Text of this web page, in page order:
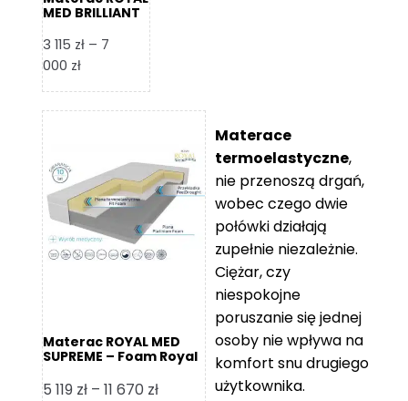
MED BRILLIANT
3 115 zł – 7
000 złZakres
od
7
000 zł
Materac ROYAL MED
SUPREME – Foam Royal
5 119 zł – 11 670 złZakres
Materace
termoelastyczne,
nie przenoszą drgań,
wobec czego dwie
połówki działają
zupełnie niezależnie.
Ciężar, czy
niespokojne
poruszanie się jednej
osoby nie wpływa na
komfort snu drugiego
użytkownika.